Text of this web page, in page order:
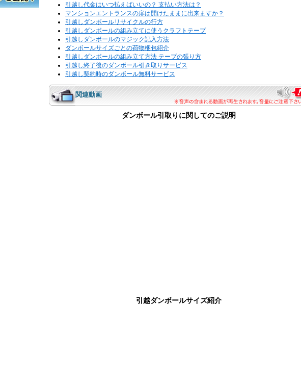
引越し代金はいつ払えばいいの？ 支払い方法は？
マンションエントランスの扉は開けたままに出来ますか？
引越しダンボールリサイクルの行方
引越しダンボールの組み立てに使うクラフトテープ
引越しダンボールのマジック記入方法
ダンボールサイズごとの荷物梱包紹介
引越しダンボールの組み立て方法 テープの張り方
引越し終了後のダンボール引き取りサービス
引越し契約時のダンボール無料サービス
関連動画
ダンボール引取りに関してのご説明
引越ダンボールサイズ紹介